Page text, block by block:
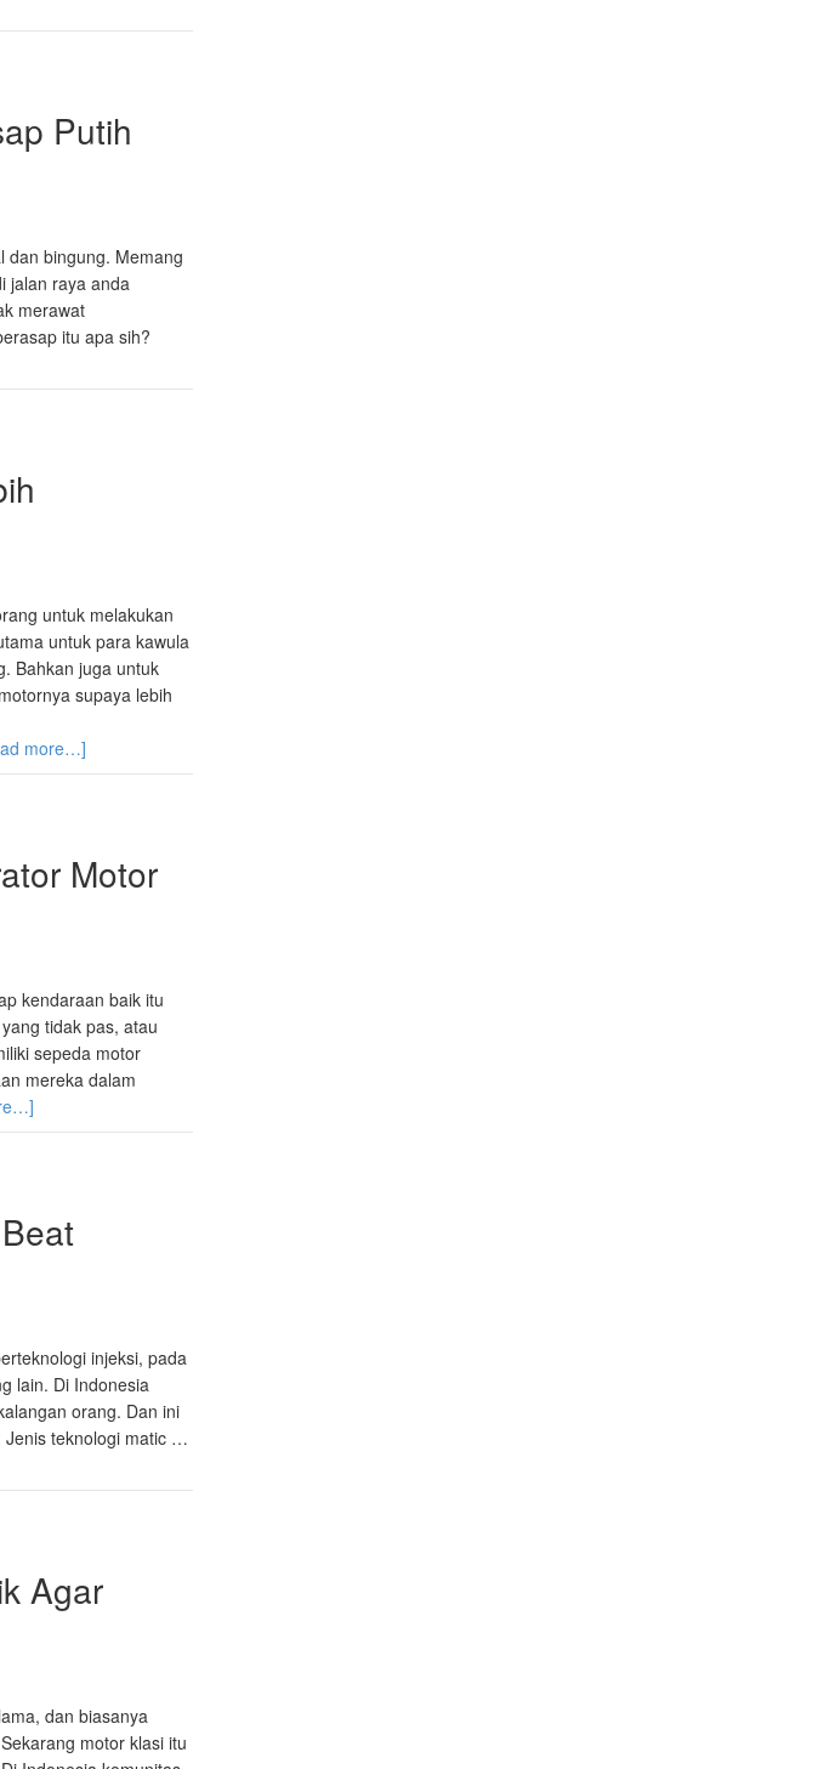
Putih
dan bingung. Memang
jalan raya anda
merawat
itu apa sih?
untuk melakukan
untuk para kawula
Bahkan juga untuk
supaya lebih
more…]
Motor
kendaraan baik itu
tidak pas, atau
sepeda motor
mereka dalam
injeksi, pada
lain. Di Indonesia
orang. Dan ini
Jenis teknologi matic …
Agar
dan biasanya
motor klasi itu